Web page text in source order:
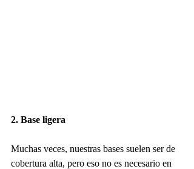
2. Base ligera
Muchas veces, nuestras bases suelen ser de
cobertura alta, pero eso no es necesario en